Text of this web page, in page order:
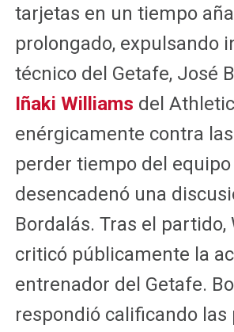
tarjetas en un tiempo
prolongado, expulsando
técnico del Getafe, José
Iñaki Williams del
enérgicamente contra
perder tiempo del
desencadenó una
Bordalás. Tras el partido,
criticó públicamente la
entrenador del Getafe.
respondió calificando las